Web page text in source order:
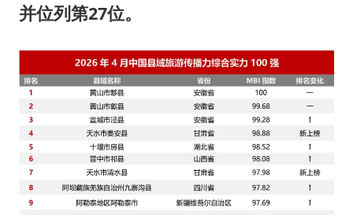
关之琳否认与27岁模特的恋情
奋进开新局 实干挑大梁
并位列第27位。